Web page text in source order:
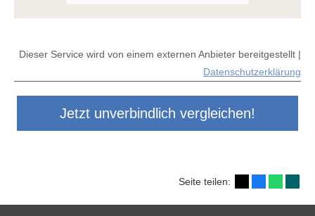
Dieser Service wird von einem externen Anbieter bereitgestellt |
Datenschutzerklärung
Jetzt unverbindlich vergleichen!
Seite teilen: